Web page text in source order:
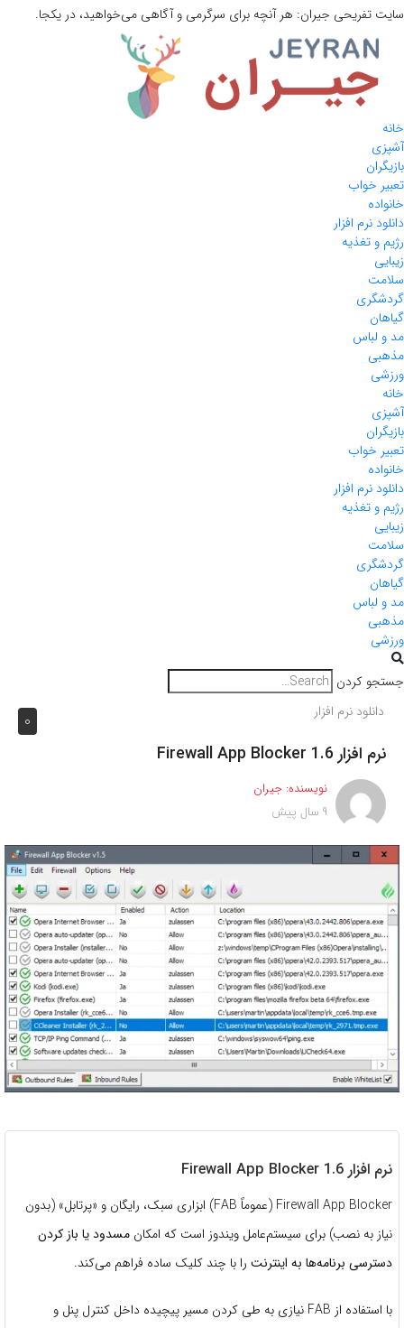
سایت تفریحی جیران: هر آنچه برای سرگرمی و آگاهی می‌خواهید، در یکجا.
خانه
آشپزی
بازیگران
تعبیر خواب
خانواده
دانلود نرم افزار
رژیم و تغذیه
زیبایی
سلامت
گردشگری
گیاهان
مد و لباس
مذهبی
ورزشی
خانه
آشپزی
بازیگران
تعبیر خواب
خانواده
دانلود نرم افزار
رژیم و تغذیه
زیبایی
سلامت
گردشگری
گیاهان
مد و لباس
مذهبی
ورزشی
جستجو کردن
0 دانلود نرم افزار
نرم افزار Firewall App Blocker 1.6
نویسنده: جیران
9 سال پیش
نرم افزار Firewall App Blocker 1.6
Firewall App Blocker (عموماً FAB) ابزاری سبک، رایگان و «پرتابل» (بدون
نیاز به نصب) برای سیستم‌عامل ویندوز است که امکان مسدود یا باز کردن
دسترسی برنامه‌ها به اینترنت را با چند کلیک ساده فراهم می‌کند.
با استفاده از FAB نیازی به طی کردن مسیر پیچیده داخل کنترل پنل و